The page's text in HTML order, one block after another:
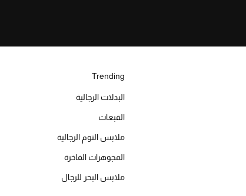
Trending
البدلات الرجالية
القبعات
ملابس النوم الرجالية
المجوهرات الفاخرة
ملابس البحر للرجال